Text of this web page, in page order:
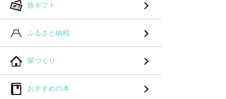
旅ギフト
ふるさと納税
家づくり
おすすめの本